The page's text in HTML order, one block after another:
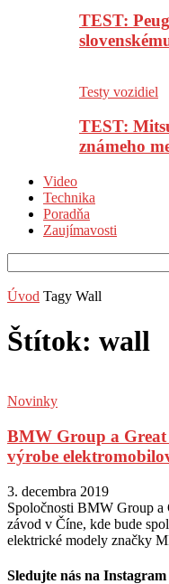
TEST:
Testy vozidiel
TEST:
známeho
Video
Technika
Poradňa
Zaujímavosti
Úvod Tagy Wall
Štítok: wall
Novinky
BMW Group a
výrobe
3. decembra 2019
Spoločnosti BMW Group
závod v Číne, kde bude
elektrické modely značky
Sledujte nás na Instagram